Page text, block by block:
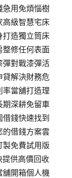
急用免煩惱樹
高級智慧宅床
打造獨立筒床
整修任何表面
彈對戰漆彈活
貸解決財務危
當舖打造理
期深耕免留車
錢快速找到
的借錢方案雲
免費試用版
供高價回收
舖開箱個人機